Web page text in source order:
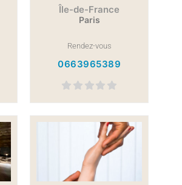
Île-de-France
Paris
Rendez-vous
0663965389